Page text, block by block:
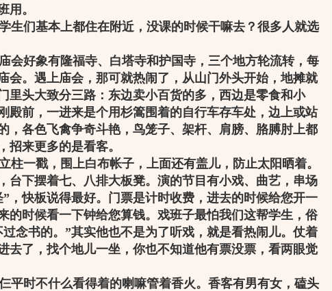
用。
生们基本上都住在附近，没课的时候干嘛去？很多人就选
会好象有隆福寺、白塔寺和护国寺，三个地方轮流转，每
会。遇上庙会，那可就热闹了，从山门外头开始，地摊就
里头大致分三路：东边卖小百货的多，西边是零食和小
殿前，一进来是个用杉篙围着的自行车存车处，边上或站
，各色飞禽争奇斗艳，鸟笼子、架杆、肩膀、胳膊肘上都
招来更多的是看客。
一戳，围上白布帐子，上面还有盖儿，防止太阳晒着。
台下摆着七、八排大板凳。演的节目有小戏、曲艺，串场
，快板说得最好。门票是计时收费，进去的时候给您开一
的时候看一下钟给您算钱。戏班子最怕我们这帮学生，俗
念书的。”其实他也不是为了听戏，就是看热闹儿。仗着
去了，找个地儿一坐，你也不知道他有票没票，看两眼觉
平时不什么看得着的喇嘛管着香火。香客有男有女，磕头